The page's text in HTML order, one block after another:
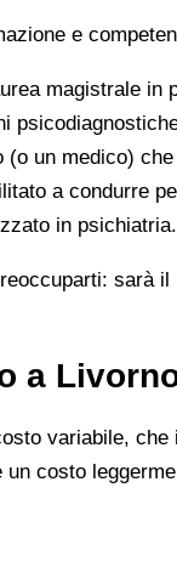
e
magistrale
(o un medico)
a condurre
in
sarà
a
variabile,
costo